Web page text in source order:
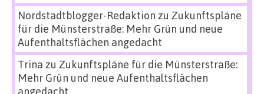
Nordstadtblogger-Redaktion zu Zukunftspläne
für die Münsterstraße: Mehr Grün und neue
Aufenthaltsflächen angedacht
Trina zu Zukunftspläne für die Münsterstraße:
Mehr Grün und neue Aufenthaltsflächen
angedacht